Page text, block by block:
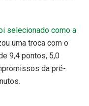
selecionado como a
uma troca com o
9,4 pontos, 5,0
da pré-